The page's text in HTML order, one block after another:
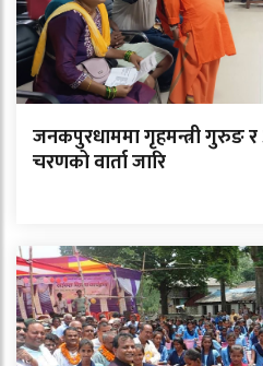
जनकपुरधाममा गृहमन्त्री गुरुङ र
चरणको वार्ता जारि